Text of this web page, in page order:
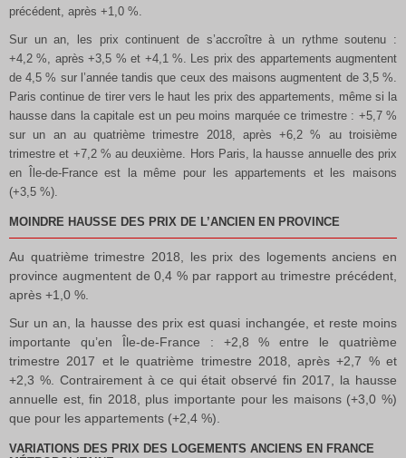
précédent, après +1,0 %.
Sur un an, les prix continuent de s’accroître à un rythme soutenu :
+4,2 %, après +3,5 % et +4,1 %. Les prix des appartements augmentent
de 4,5 % sur l’année tandis que ceux des maisons augmentent de 3,5 %.
Paris continue de tirer vers le haut les prix des appartements, même si la
hausse dans la capitale est un peu moins marquée ce trimestre : +5,7 %
sur un an au quatrième trimestre 2018, après +6,2 % au troisième
trimestre et +7,2 % au deuxième. Hors Paris, la hausse annuelle des prix
en Île-de-France est la même pour les appartements et les maisons
(+3,5 %).
MOINDRE HAUSSE DES PRIX DE L’ANCIEN EN PROVINCE
Au quatrième trimestre 2018, les prix des logements anciens en
province augmentent de 0,4 % par rapport au trimestre précédent,
après +1,0 %.
Sur un an, la hausse des prix est quasi inchangée, et reste moins
importante qu’en Île-de-France : +2,8 % entre le quatrième
trimestre 2017 et le quatrième trimestre 2018, après +2,7 % et
+2,3 %. Contrairement à ce qui était observé fin 2017, la hausse
annuelle est, fin 2018, plus importante pour les maisons (+3,0 %)
que pour les appartements (+2,4 %).
VARIATIONS DES PRIX DES LOGEMENTS ANCIENS EN FRANCE